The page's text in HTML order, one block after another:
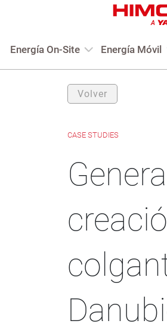
Energía On-Site Energía Móvil
Volver
CASE STUDIES